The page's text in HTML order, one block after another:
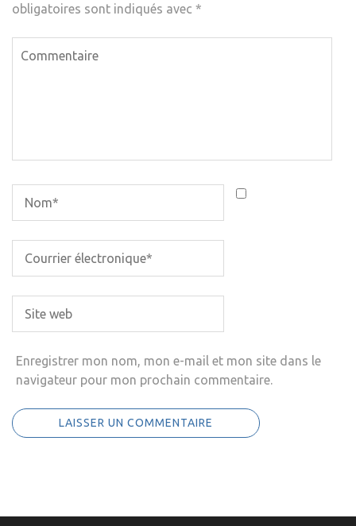
obligatoires sont indiqués avec *
Enregistrer mon nom, mon e-mail et mon site dans le
navigateur pour mon prochain commentaire.